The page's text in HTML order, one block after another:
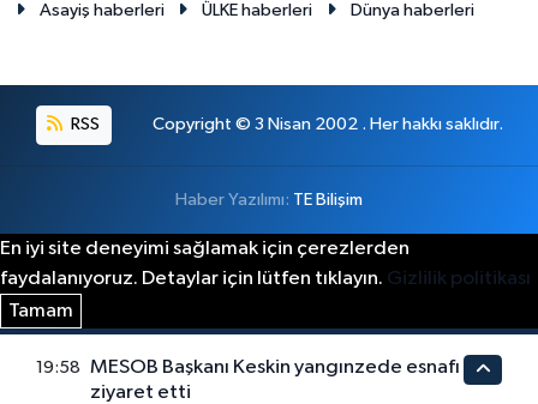
Asayiş haberleri
ÜLKE haberleri Dünya haberleri
RSS Copyright © 3 Nisan 2002 . Her hakkı saklıdır.
Haber Yazılımı: TE Bilişim
En iyi site deneyimi sağlamak için çerezlerden
faydalanıyoruz. Detaylar için lütfen tıklayın. Gizlilik politikası
Tamam
19:58
MESOB Başkanı Keskin yangınzede esnafı
ziyaret etti